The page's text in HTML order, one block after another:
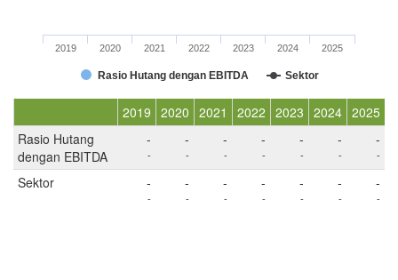
Rasio Hutang dengan EBITDA Sektor
2019 2020 2021 2022 2023 2024 2025
2019 2020 2021 2022 2023 2024 2025
Rasio Hutang
dengan EBITDA
-
-
-
-
-
-
-
-
-
-
-
-
-
-
Sektor -
-
-
-
-
-
-
-
-
-
-
-
-
-